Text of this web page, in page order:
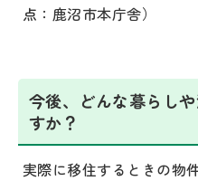
点：鹿沼市本庁舎）
今後、どんな暮らし
すか？
実際に移住するときの物